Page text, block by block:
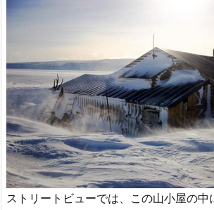
ストリートビューでは、この山小屋の中